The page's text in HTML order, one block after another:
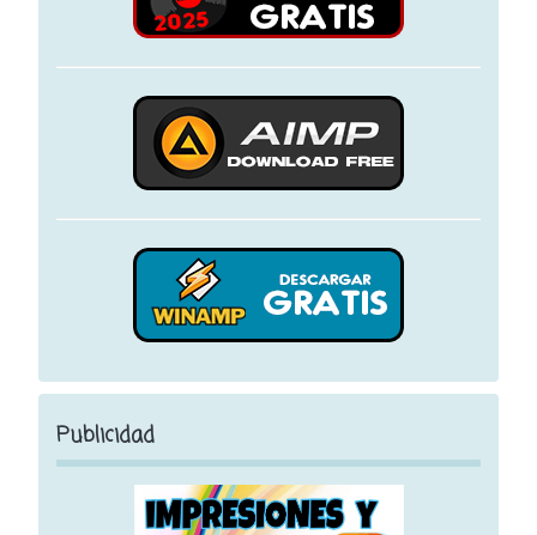
Publicidad